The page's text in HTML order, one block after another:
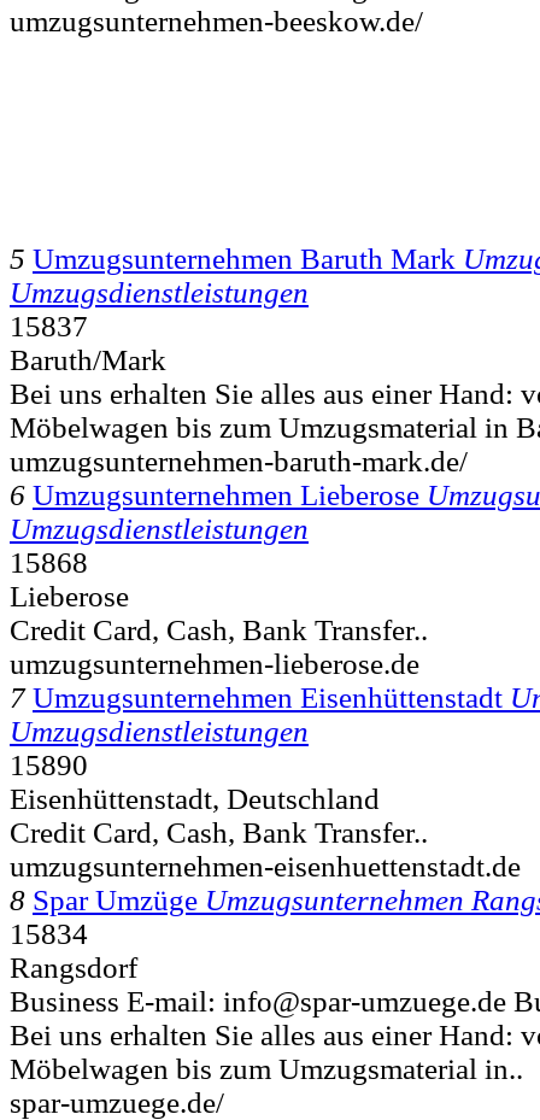
umzugsunternehmen-beeskow.de/
5 Umzugsunternehmen Baruth Mark
Umzugsdienstleistungen
15837
Baruth/Mark
Bei uns erhalten Sie alles aus einer Hand:
Möbelwagen bis zum Umzugsmaterial in
umzugsunternehmen-baruth-mark.de/
6 Umzugsunternehmen Lieberose
Umzugsdienstleistungen
15868
Lieberose
Credit Card, Cash, Bank Transfer..
umzugsunternehmen-lieberose.de
7 Umzugsunternehmen Eisenhüttenstadt
Umzugsdienstleistungen
15890
Eisenhüttenstadt, Deutschland
Credit Card, Cash, Bank Transfer..
umzugsunternehmen-eisenhuettenstadt.de
8 Spar Umzüge Umzugsunternehmen
15834
Rangsdorf
Business E-mail: info@spar-umzuege.de
Bei uns erhalten Sie alles aus einer Hand:
Möbelwagen bis zum Umzugsmaterial in..
spar-umzuege.de/